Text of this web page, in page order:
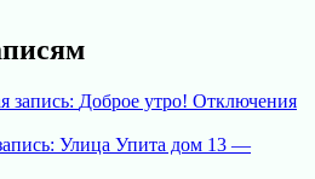
запись: Доброе утро! Отключения
Улица Упита дом 13 —